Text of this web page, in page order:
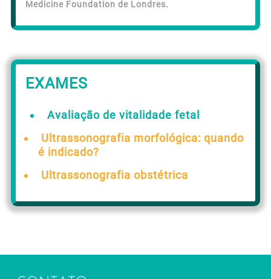
Medicine Foundation de Londres.
EXAMES
Avaliação de vitalidade fetal
Ultrassonografia morfológica: quando
é indicado?
Ultrassonografia obstétrica